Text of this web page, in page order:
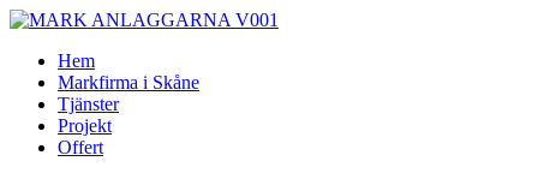
Skip
contentHem
Markfirma i Skåne
Tjänster
Projekt
Offert